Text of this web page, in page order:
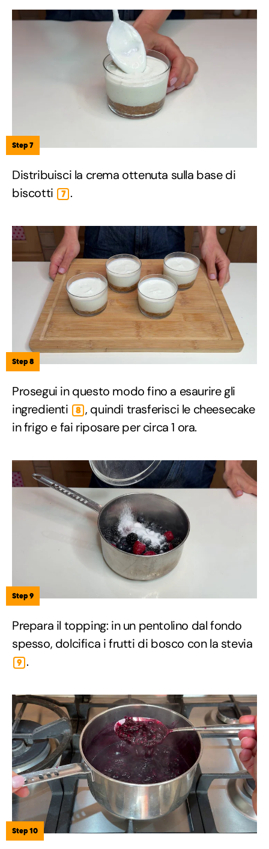
Step 7
Distribuisci la crema ottenuta sulla base di
biscotti
7 .
Step 8
Prosegui in questo modo fino a esaurire gli
ingredienti
8 , quindi trasferisci le cheesecake
in frigo e fai riposare per circa 1 ora.
Step 9
Prepara il topping: in un pentolino dal fondo
spesso, dolcifica i frutti di bosco con la stevia
9 .
Step 10